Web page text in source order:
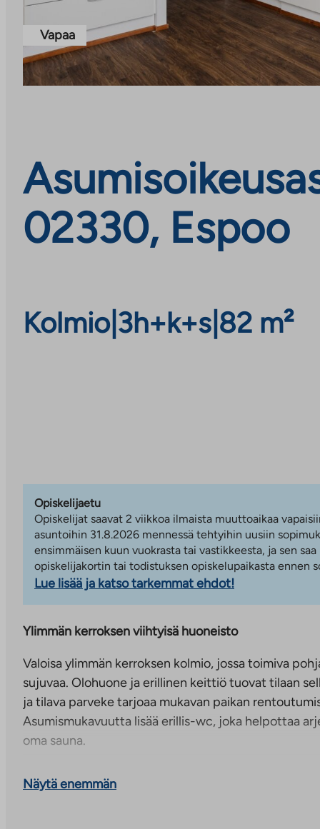
Vapaa
02330, Espoo
Kolmio| 3h+k+s 82 m²
Opiskelijaetu
Opiskelijat saavat 2 viikkoa ilmaista muuttoaikaa
asuntoihin 31.8.2026 mennessä tehtyihin uusiin
ensimmäisen kuun vuokrasta tai vastikkeesta, ja sen
opiskelijakortin tai todistuksen opiskelupaikasta ennen
Lue lisää ja katso tarkemmat ehdot!
Ylimmän kerroksen viihtyisä huoneisto
Valoisa ylimmän kerroksen kolmio, jossa toimiva
sujuvaa. Olohuone ja erillinen keittiö tuovat tilaan
ja tilava parveke tarjoaa mukavan paikan
Asumismukavuutta lisää erillis-wc, joka helpottaa
oma sauna.
Näytä enemmän